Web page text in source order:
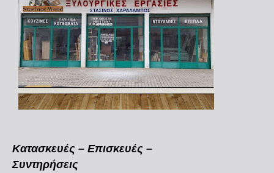
Κατασκευές – Επισκευές –
Συντηρήσεις